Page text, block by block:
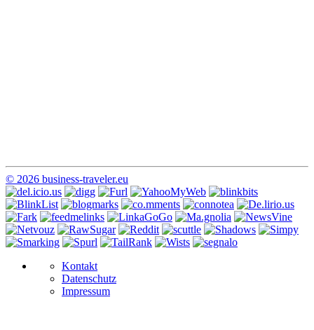
© 2026 business-traveler.eu
Kontakt
Datenschutz
Impressum